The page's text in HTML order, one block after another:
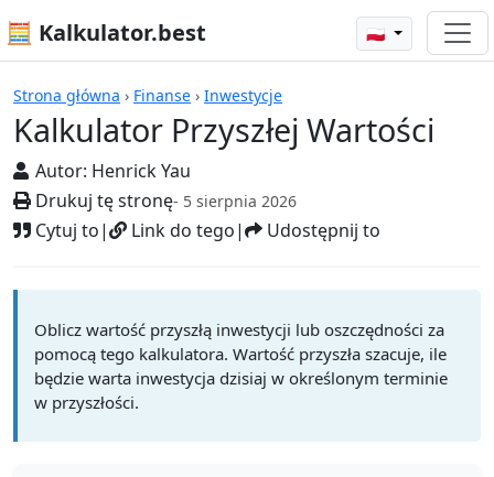
🧮 Kalkulator.best 🇵🇱
Strona główna › Finanse › Inwestycje
Kalkulator Przyszłej Wartości
Autor: Henrick Yau
Drukuj tę stronę- 5 sierpnia 2026
Cytuj to| Link do tego| Udostępnij to
Kalkulatory
Oblicz wartość przyszłą inwestycji lub oszczędności za
pomocą tego kalkulatora. Wartość przyszła szacuje, ile
będzie warta inwestycja dzisiaj w określonym terminie
w przyszłości.